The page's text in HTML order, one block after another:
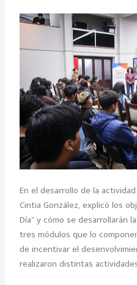
En el desarrollo de la
Cintia González, explicó los
Día” y cómo se desarrollarán
tres módulos que lo
de incentivar el
realizaron distintas